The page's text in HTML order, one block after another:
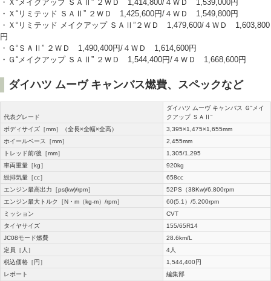
・Ｘ“メイクアップ ＳＡⅡ” ２ＷＤ 1,414,800/４ＷＤ 1,539,000円
・Ｘ“リミテッド ＳＡⅡ” ２ＷＤ 1,425,600円/４ＷＤ 1,549,800円
・Ｘ“リミテッド メイクアップ ＳＡⅡ”２ＷＤ 1,479,600/４ＷＤ 1,603,800
円
・Ｇ“ＳＡⅡ” ２ＷＤ 1,490,400円/４ＷＤ 1,614,600円
・Ｇ“メイクアップ ＳＡⅡ” ２ＷＤ 1,544,400円/４ＷＤ 1,668,600円
ダイハツ ムーヴ キャンバス燃費、スペックなど
代表グレード
ダイハツ ムーヴ キャンバス Ｇ“メイ
クアップ ＳＡⅡ”
ボディサイズ［mm］（全長×全幅×全高）
3,395×1,475×1,655mm
ホイールベース［mm］
2,455mm
トレッド前/後［mm］
1,305/1,295
車両重量［kg］
920kg
総排気量［cc］
658cc
エンジン最高出力［ps(kw)/rpm］
52PS（38Kw)/6,800rpm
エンジン最大トルク［N・m（kg-m）/rpm］
60(5.1）/5,200rpm
ミッション
CVT
タイヤサイズ
155/65R14
JC08モード燃費
28.6km/L
定員［人］
4人
税込価格［円］
1,544,400円
レポート
編集部